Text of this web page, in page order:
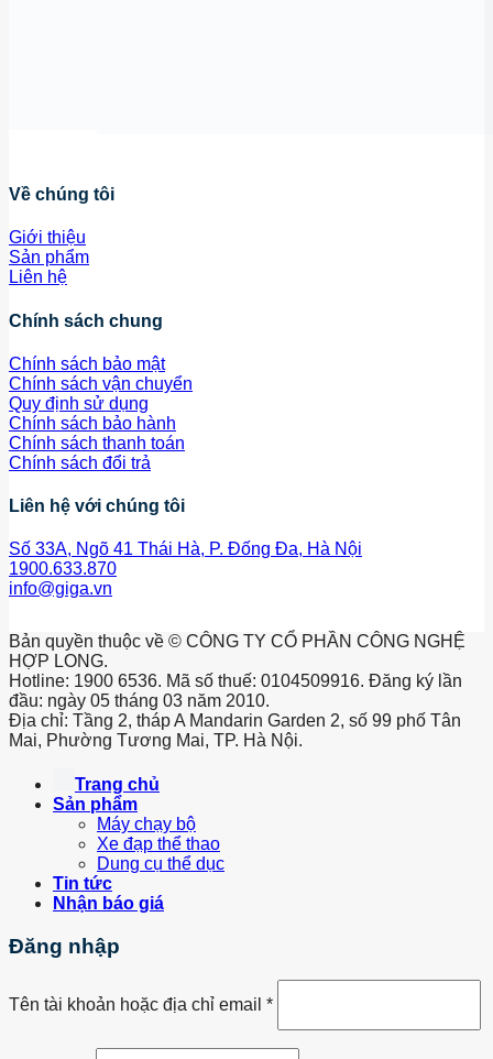
Về chúng tôi
Giới thiệu
Sản phẩm
Liên hệ
Chính sách chung
Chính sách bảo mật
Chính sách vận chuyển
Quy định sử dụng
Chính sách bảo hành
Chính sách thanh toán
Chính sách đổi trả
Liên hệ với chúng tôi
Số 33A, Ngõ 41 Thái Hà, P. Đống Đa, Hà Nội
1900.633.870
info@giga.vn
Bản quyền thuộc về © CÔNG TY CỔ PHẦN CÔNG NGHỆ
HỢP LONG.
Hotline: 1900 6536. Mã số thuế: 0104509916. Đăng ký lần
đầu: ngày 05 tháng 03 năm 2010.
Địa chỉ: Tầng 2, tháp A Mandarin Garden 2, số 99 phố Tân
Mai, Phường Tương Mai, TP. Hà Nội.
Trang chủ
Sản phẩm
Máy chạy bộ
Xe đạp thể thao
Dung cụ thể dục
Tin tức
Nhận báo giá
Đăng nhập
Tên tài khoản hoặc địa chỉ email *